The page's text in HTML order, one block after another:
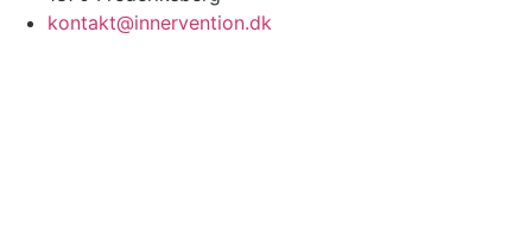
kontakt@innervention.dk